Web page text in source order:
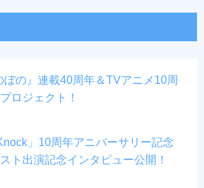
ぼの』連載40周年＆TVアニメ10周
ロジェクト！
」10周年アニバーサリー記念
ト出演記念インタビュー公開！